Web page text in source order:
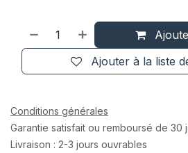
Ajouter à la liste
Conditions générales
Garantie satisfait ou remboursé de 30
Livraison : 2-3 jours ouvrables